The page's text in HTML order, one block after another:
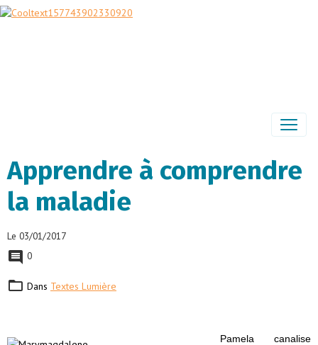
Apprendre à comprendre
la maladie
Le 03/01/2017
0
Dans Textes Lumière
Pamela canalise